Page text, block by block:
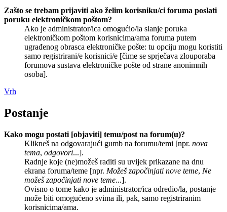
Zašto se trebam prijaviti ako želim korisniku/ci foruma poslati
poruku elektroničkom poštom?
Ako je administrator/ica omogućio/la slanje poruka
elektroničkom poštom korisnicima/ama foruma putem
ugrađenog obrasca elektroničke pošte: tu opciju mogu koristiti
samo registrirani/e korisnici/e [čime se sprječava zlouporaba
forumova sustava elektroničke pošte od strane anonimnih
osoba].
Vrh
Postanje
Kako mogu postati [objaviti] temu/post na forum(u)?
Klikneš na odgovarajući gumb na forumu/temi [npr. nova
tema, odgovori...].
Radnje koje (ne)možeš raditi su uvijek prikazane na dnu
ekrana foruma/teme [npr. Možeš započinjati nove teme, Ne
možeš započinjati nove teme...].
Ovisno o tome kako je administrator/ica odredio/la, postanje
može biti omogućeno svima ili, pak, samo registriranim
korisnicima/ama.